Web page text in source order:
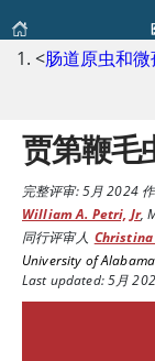
<肠道原虫和
贾第鞭毛
完整评审:5月 2024作
William A. Petri, Jr,
同行评审人 Christina
University of
Last updated: 5月